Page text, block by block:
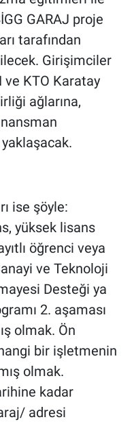
GARAJ proje
tarafından
Girişimciler
ve KTO Karatay
ağlarına,
ise şöyle:
yüksek lisans
öğrenci veya
ve Teknoloji
Desteği ya
2. aşaması
olmak. Ön
bir işletmenin
olmak.
kadar
adresi